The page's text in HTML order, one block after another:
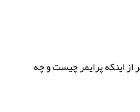
از اینکه پرایمر چیست و چه